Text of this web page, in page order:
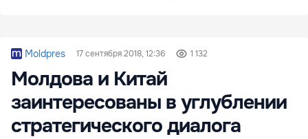
Moldpres 17 сентября 2018, 12:36 1 132
Молдова и Китай
заинтересованы в углублении
стратегического диалога